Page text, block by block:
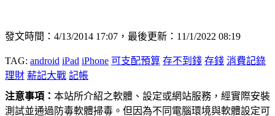
發文時間：4/13/2014 17:07，最後更新：11/1/2022 08:19
TAG: android iPad iPhone 可支配預算 存不到錢 存錢 消費記錄
理財 薪記大戰 記帳
注意事項： 本站所介紹之軟體、設定或網站服務，經實際安裝
測試並通過防毒軟體掃毒。但因為不同電腦環境與軟體設定可